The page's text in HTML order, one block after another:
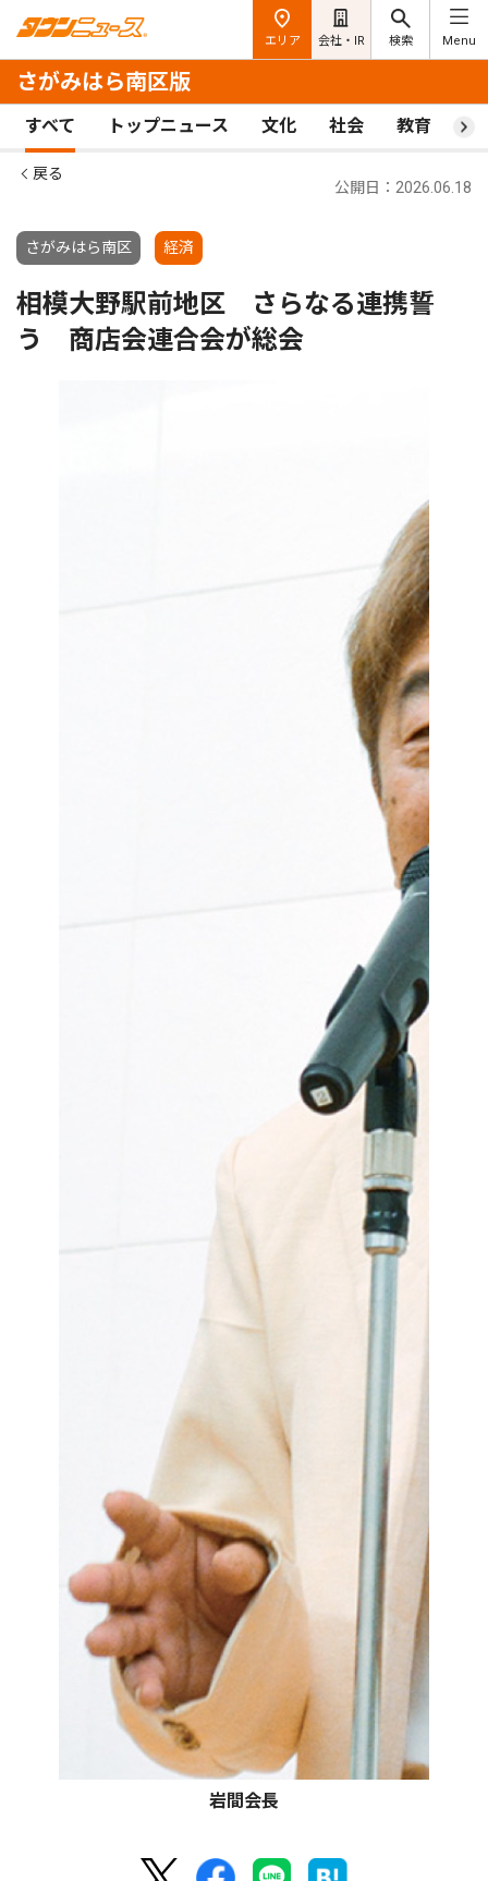
エリア 会社・IR 検索 Menu
さがみはら南区版
すべて トップニュース 文化 社会 教育 ス
戻る
さがみはら南区 経済
公開日：2026.06.18
相模大野駅前地区 さらなる連携誓
う 商店会連合会が総会
岩間会長